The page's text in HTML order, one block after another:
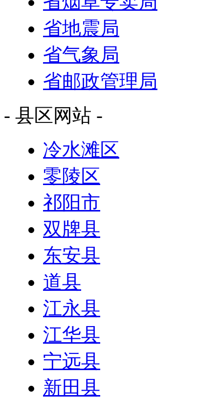
省地震局
省气象局
省邮政管理局
- 县区网站 -
冷水滩区
零陵区
祁阳市
双牌县
东安县
道县
江永县
江华县
宁远县
新田县